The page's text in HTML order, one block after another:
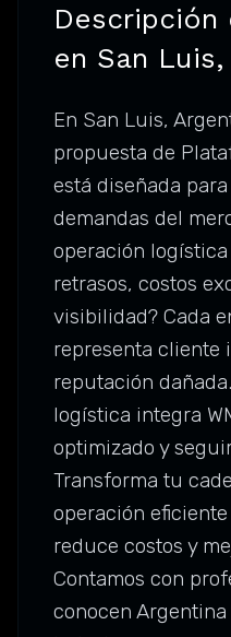
Descripción
en San
En San Luis,
propuesta de
está diseñada
demandas del
operación
retrasos, costos
visibilidad? Cada
representa cliente
reputación
logística integra
optimizado y
Transforma tu
operación
reduce costos y
Contamos con
conocen